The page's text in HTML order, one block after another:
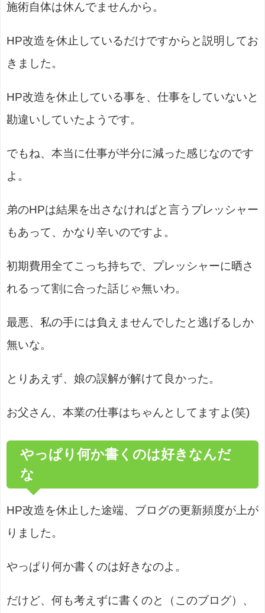
施術自体は休んでませんから。
HP改造を休止しているだけですからと説明してお
きました。
HP改造を休止している事を、仕事をしていないと
勘違いしていたようです。
でもね、本当に仕事が半分に減った感じなのです
よ。
弟のHPは結果を出さなければと言うプレッシャー
もあって、かなり辛いのですよ。
初期費用全てこっち持ちで、プレッシャーに晒さ
れるって割に合った話じゃ無いわ。
最悪、私の手には負えませんでしたと逃げるしか
無いな。
とりあえず、娘の誤解が解けて良かった。
お父さん、本業の仕事はちゃんとしてますよ(笑)
やっぱり何か書くのは好きなんだ
な
HP改造を休止した途端、ブログの更新頻度が上が
りました。
やっぱり何か書くのは好きなのよ。
だけど、何も考えずに書くのと（このブログ）、